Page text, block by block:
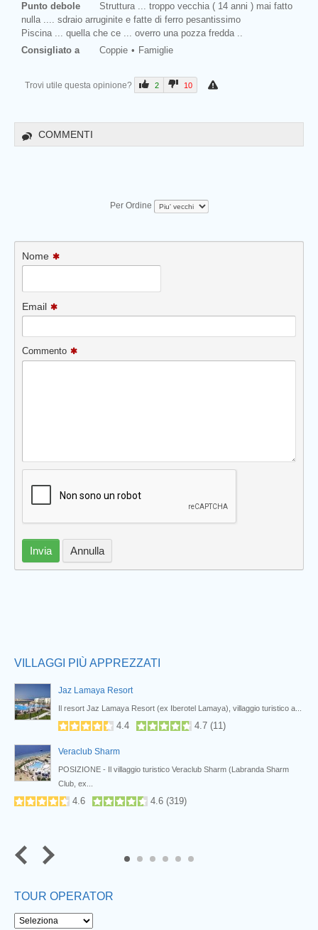
Punto debole
Struttura ... troppo vecchia ( 14 anni ) mai fatto
nulla .... sdraio arruginite e fatte di ferro pesantissimo
Piscina ... quella che ce ... overro una pozza fredda ..
Consigliato a
Coppie Famiglie
Trovi utile questa opinione? 2 10
COMMENTI
Per Ordine
Nome
Email
Commento
Invia Annulla
VILLAGGI PIÙ APPREZZATI
Jaz Lamaya Resort
Il resort Jaz Lamaya Resort (ex Iberotel Lamaya), villaggio turistico a...
4.4 4.7 (11)
Veraclub Sharm
POSIZIONE - Il villaggio turistico Veraclub Sharm (Labranda Sharm
Club, ex...
4.6 4.6 (319)
TOUR OPERATOR